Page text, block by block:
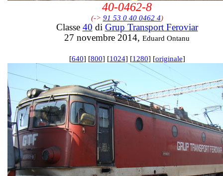
40-0462-8
(-> 91 53 0 40 0462 4)
Classe 40 di Grup Transport Feroviar
27 novembre 2014, Eduard Ontanu
[640] [800] [1024] [1280] [originale]